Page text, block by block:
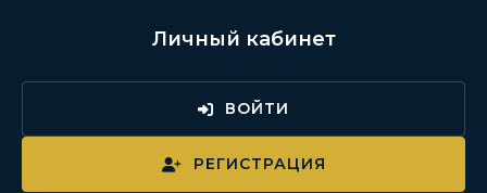
Личный кабинет
ВОЙТИ
РЕГИСТРАЦИЯ